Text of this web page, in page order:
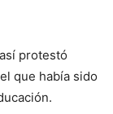
protestó
que había sido